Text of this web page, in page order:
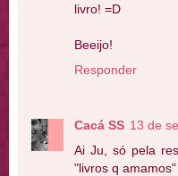
livro! =D
Beeijo!
Responder
Cacá SS 13 de
Ai Ju, só pela
"livros q amamos"